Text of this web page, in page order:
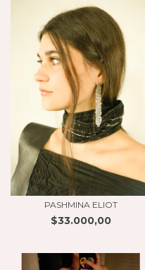
PASHMINA ELIOT
$33.000,00